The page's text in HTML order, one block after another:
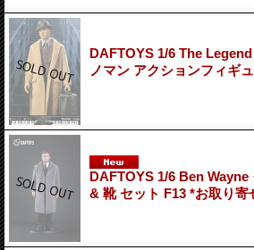
DAFTOYS 1/6 The
ノマン アクションフィギ
DAFTOYS 1/6 Ben Wayne
& 靴 セット F13 *お取り寄